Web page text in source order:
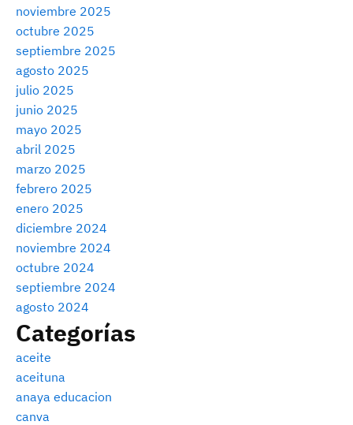
noviembre 2025
octubre 2025
septiembre 2025
agosto 2025
julio 2025
junio 2025
mayo 2025
abril 2025
marzo 2025
febrero 2025
enero 2025
diciembre 2024
noviembre 2024
octubre 2024
septiembre 2024
agosto 2024
Categorías
aceite
aceituna
anaya educacion
canva